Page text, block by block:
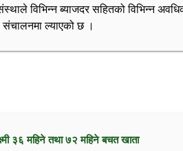
विभिन्न ब्याजदर सहितको विभिन्न
संचालनमा ल्याएको छ ।
३६ महिने तथा ७२ महिने बचत खाता